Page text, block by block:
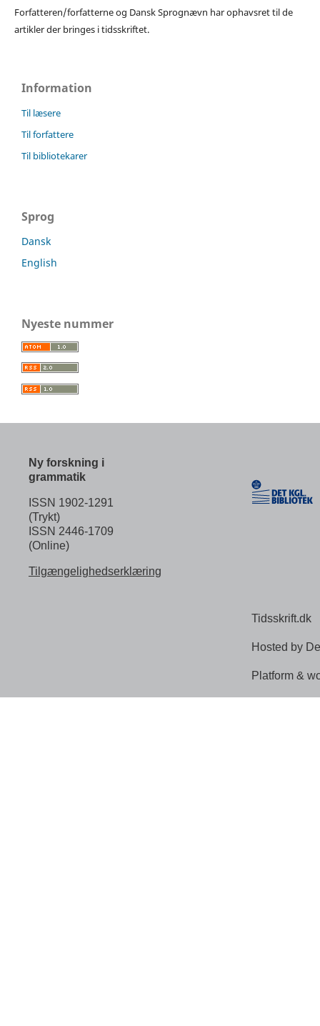
Forfatteren/forfatterne og Dansk Sprognævn har ophavsret til de
artikler der bringes i tidsskriftet.
Information
Til læsere
Til forfattere
Til bibliotekarer
Sprog
Dansk
English
Nyeste nummer
Ny forskning i
grammatik
ISSN 1902-1291
(Trykt)
ISSN 2446-1709
(Online)
Tilgængelighedserklæring